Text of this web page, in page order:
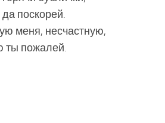
поскорей.
меня, несчастную,
ты пожалей.